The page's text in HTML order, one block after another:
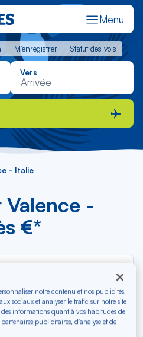
Menu
M'enregistrer Statut des vols
M'enregistrer Statut des vols
Vers
- Italie
Valence -
€*
la
liste
notre contenu et nos publicités,
sociaux et analyser le trafic sur notre site
informations quant à vos habitudes de
publicitaires, d'analyse et de